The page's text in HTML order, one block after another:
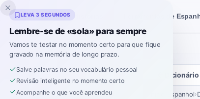
Inklingo Ferramentas de
Dicionário
Espanhol›
LEVA 3 SEGUNDOS
Lembre-se de «sola» para sempre
Vamos te testar no momento certo para que fique
gravado na memória de longo prazo.
Salve palavras no seu vocabulário pessoal
Revisão inteligente no momento certo
Acompanhe o que você aprendeu